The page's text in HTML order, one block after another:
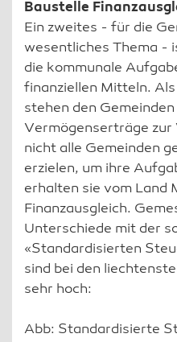
Baustelle
Ein zweites - für die
wesentliches Thema -
die kommunale
finanziellen Mitteln.
stehen den
Vermögenserträge zur
nicht alle Gemeinden
erzielen, um ihre
erhalten sie vom Land
Finanzausgleich.
Unterschiede mit der
«Standardisierten
sind bei den
sehr hoch:
Abb: Standardisierte